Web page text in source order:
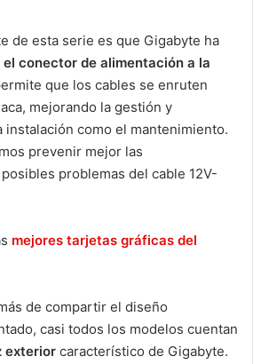
de esta serie es que Gigabyte ha
conector de alimentación a la
que los cables se enruten
mejorando la gestión y
instalación como el mantenimiento.
prevenir mejor las
problemas del cable 12V-
mejores tarjetas gráficas del
de compartir el diseño
casi todos los modelos cuentan
exterior característico de Gigabyte.